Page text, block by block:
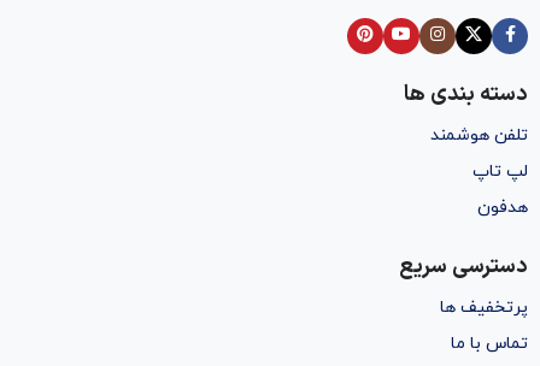
دسته بندی ها
تلفن هوشمند
لپ تاپ
هدفون
دسترسی سریع
پرتخفیف ها
تماس با ما